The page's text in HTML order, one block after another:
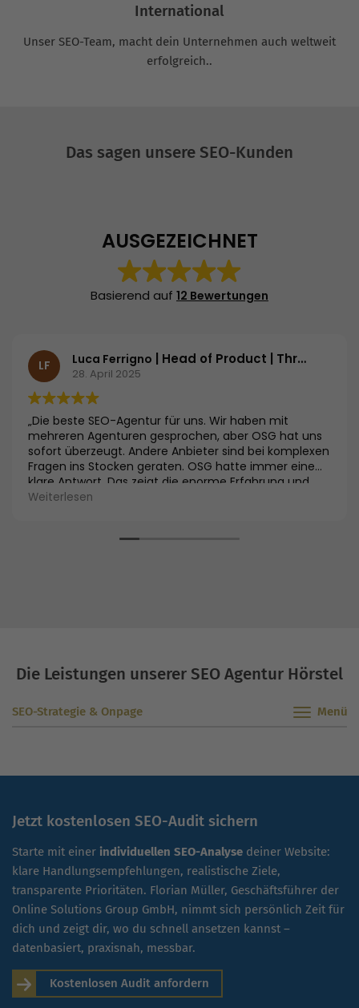
International
Unser SEO-Team, macht dein Unternehmen auch weltweit
erfolgreich..
Das sagen unsere SEO-Kunden
AUSGEZEICHNET
Basierend auf 12 Bewertungen
LF Luca Ferrigno | Head of Product | Threema GmbH
28. April 2025
„Die beste SEO-Agentur für uns. Wir haben mit
mehreren Agenturen gesprochen, aber OSG hat uns
sofort überzeugt. Andere Anbieter sind bei komplexen
Fragen ins Stocken geraten. OSG hatte immer eine
klare Antwort. Das zeigt die enorme Erfahrung und
Expertise im Vergleich zu anderen Agenturen. Die
getroffen zu haben.“
Weiterlesen
Die Leistungen unserer SEO Agentur Hörstel
SEO-Strategie & Onpage
Jetzt kostenlosen SEO-Audit sichern
Starte mit einer individuellen SEO-Analyse deiner Website:
klare Handlungsempfehlungen, realistische Ziele,
transparente Prioritäten. Florian Müller, Geschäftsführer der
Online Solutions Group GmbH, nimmt sich persönlich Zeit für
dich und zeigt dir, wo du schnell ansetzen kannst –
datenbasiert, praxisnah, messbar.
Kostenlosen Audit anfordern